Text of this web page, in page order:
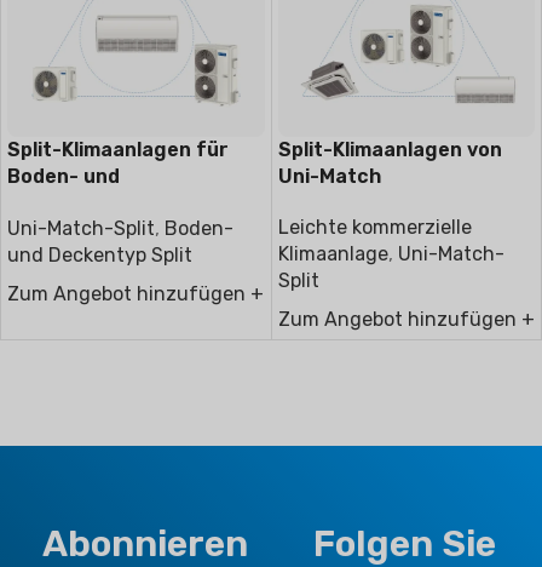
Split-Klimaanlagen für
Boden- und
Uni-Match-Split, Boden-
und Deckentyp Split
Zum Angebot hinzufügen +
Split-Klimaanlagen von
Uni-Match
Leichte kommerzielle
Klimaanlage, Uni-Match-
Split
Zum Angebot hinzufügen +
Abonnieren
Folgen Sie